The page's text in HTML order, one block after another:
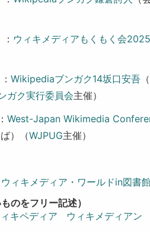
ウィキメディアもくもく会
Wikipediaブンガク14坂口安吾
ガク実行委員会主催）
West-Japan Wikimedia
）（WJPUG主催）
ウィキメディア・ワールドin図書
のをフリー記述）
キペディア ウィキメディアン